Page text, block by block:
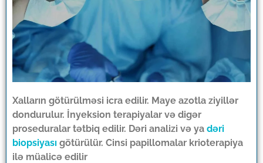
Xalların götürülməsi icra edilir. Maye azotla ziyillər
dondurulur. İnyeksion terapiyalar və digər
proseduralar tətbiq edilir. Dəri analizi və ya dəri
biopsiyası götürülür. Cinsi papillomalar krioterapiya
ilə müalicə edilir